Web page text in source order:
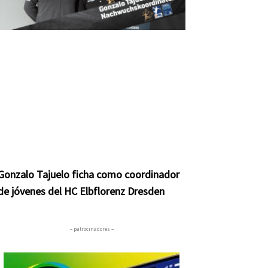
Tajuelo ficha como coordinador
jóvenes del HC Elbflorenz Dresden
– patrocinadores –